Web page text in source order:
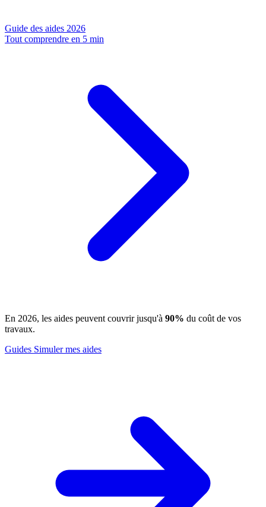
Guide des aides 2026
Tout comprendre en 5 min
En 2026, les aides peuvent couvrir jusqu'à 90% du coût de vos
travaux.
Guides Simuler mes aides